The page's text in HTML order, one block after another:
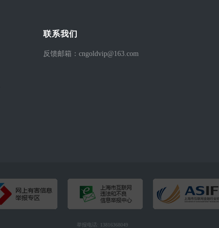
联系我们
反馈邮箱：cngoldvip@163.com
举报电话: 13816368049